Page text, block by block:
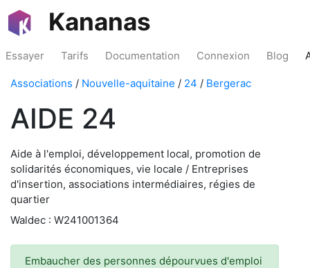
Kananas
Essayer Tarifs Documentation Connexion Blog
Associations / Nouvelle-aquitaine / 24 / Bergerac
AIDE 24
Aide à l'emploi, développement local, promotion de
solidarités économiques, vie locale / Entreprises
d'insertion, associations intermédiaires, régies de
quartier
Waldec : W241001364
Embaucher des personnes dépourvues d'emploi